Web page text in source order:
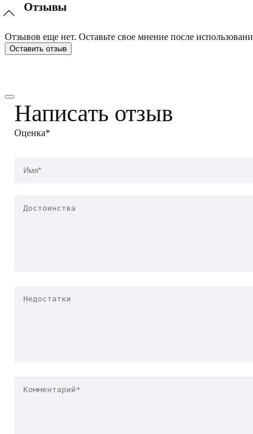
Отзывы
Отзывов еще нет. Оставьте свое мнение после
Оставить отзыв
Написать отзыв
Оценка*